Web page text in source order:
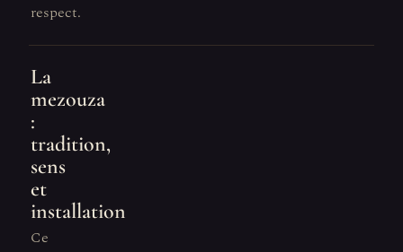
respect.
La
mezouza
:
tradition,
sens
et
installation
Ce